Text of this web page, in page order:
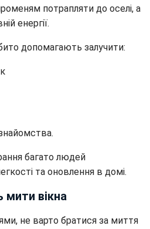
потрапляти до оселі, а
енергії.
допомагають залучити:
багато людей
та оновлення в домі.
мити вікна
не варто братися за миття